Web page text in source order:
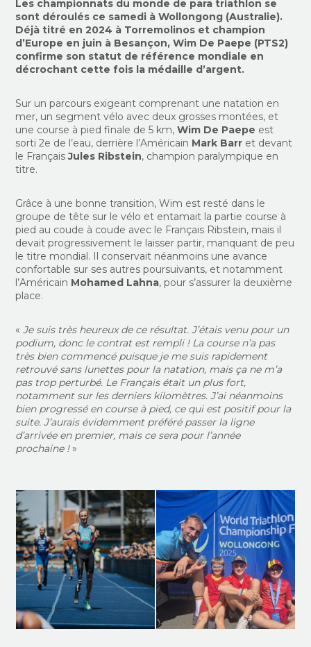
Les championnats du monde de para triathlon se
sont déroulés ce samedi à Wollongong (Australie).
Déjà titré en 2024 à Torremolinos et champion
d’Europe en juin à Besançon, Wim De Paepe (PTS2)
confirme son statut de référence mondiale en
décrochant cette fois la médaille d’argent.
Sur un parcours exigeant comprenant une natation en
mer, un segment vélo avec deux grosses montées, et
une course à pied finale de 5 km,Wim De Paepe est
sorti 2e de l’eau, derrière l’Américain Mark Barr et devant
le FrançaisJules Ribstein, champion paralympique en
titre.
Grâce à une bonne transition, Wim est resté dans le
groupe de tête sur le vélo et entamait la partie course à
pied au coude à coude avec le Français Ribstein, mais il
devait progressivement le laisser partir, manquant de peu
le titre mondial. Il conservait néanmoins une avance
confortable sur ses autres poursuivants, et notamment
l’Américain Mohamed Lahna, pour s’assurer la deuxième
place.
«Je suis très heureux de ce résultat. J’étais venu pour un
podium, donc le contrat est rempli ! La course n’a pas
très bien commencé puisque je me suis rapidement
retrouvé sans lunettes pour la natation, mais ça ne m’a
pas trop perturbé. Le Français était un plus fort,
notamment sur les derniers kilomètres. J’ai néanmoins
bien progressé en course à pied, ce qui est positif pour la
suite. J’aurais évidemment préféré passer la ligne
d’arrivée en premier, mais ce sera pour l’année
prochaine !»